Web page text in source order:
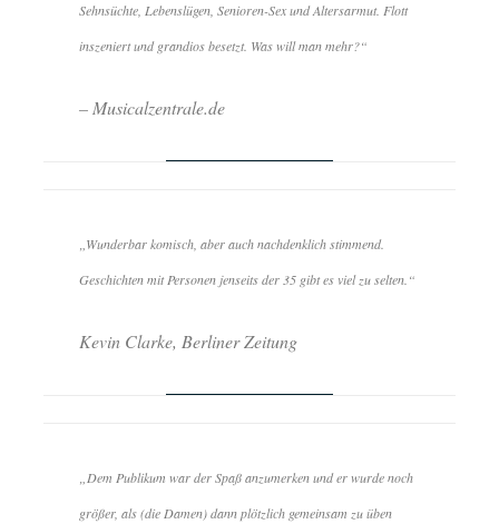
Sehnsüchte, Lebenslügen, Senioren-Sex und Altersarmut. Flott
inszeniert und grandios besetzt. Was will man mehr?“
– Musicalzentrale.de
„Wunderbar komisch, aber auch nachdenklich stimmend.
Geschichten mit Personen jenseits der 35 gibt es viel zu selten.“
Kevin Clarke, Berliner Zeitung
„Dem Publikum war der Spaß anzumerken und er wurde noch
größer, als (die Damen) dann plötzlich gemeinsam zu üben